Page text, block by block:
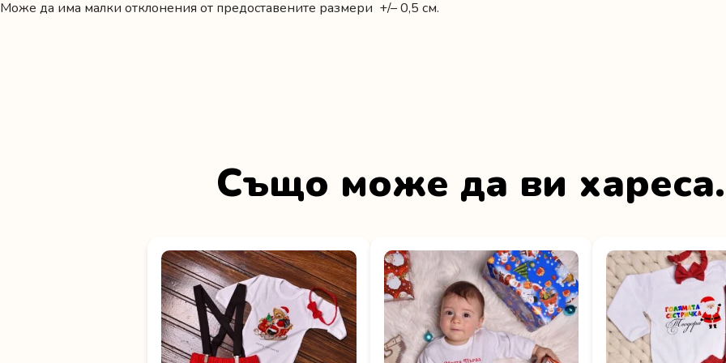
Може да има малки отклонения от предоставените размери +/– 0,5 см.
Също може да ви